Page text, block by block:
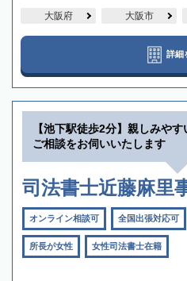
大阪府 大阪市
詳細
【池下駅徒歩2分】親しみや
ご相談をお伺いいたします
司法書士近藤麻里
オンライン相談可 全国出張対応可
所長が女性 女性司法書士在籍